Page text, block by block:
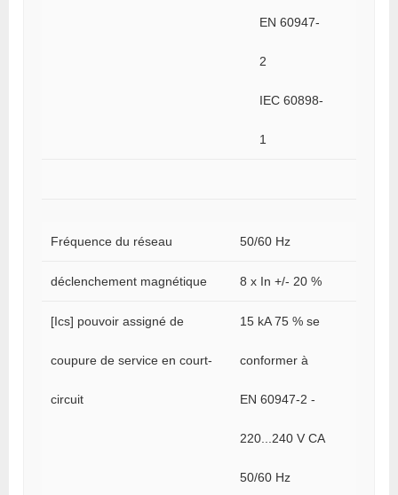
EN 60947-
2
IEC 60898-
1
Fréquence du réseau 50/60 Hz
déclenchement magnétique 8 x In +/- 20 %
[Ics] pouvoir assigné de
coupure de service en court-
circuit
15 kA 75 % se
conformer à
EN 60947-2 -
220...240 V CA
50/60 Hz